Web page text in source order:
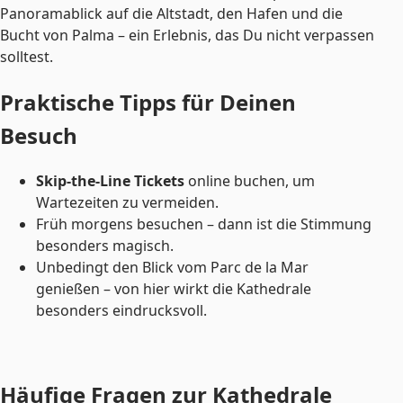
Panoramablick auf die Altstadt, den Hafen und die
Bucht von Palma – ein Erlebnis, das Du nicht verpassen
solltest.
Praktische Tipps für Deinen
Besuch
Skip-the-Line Tickets online buchen, um
Wartezeiten zu vermeiden.
Früh morgens besuchen – dann ist die Stimmung
besonders magisch.
Unbedingt den Blick vom Parc de la Mar
genießen – von hier wirkt die Kathedrale
besonders eindrucksvoll.
Häufige Fragen zur Kathedrale